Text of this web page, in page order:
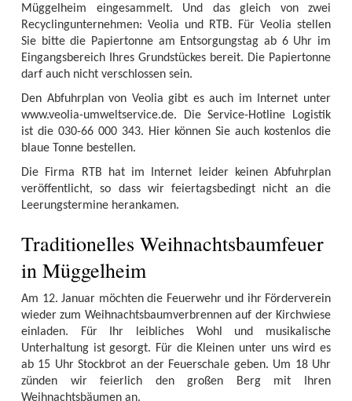
Müggelheim eingesammelt. Und das gleich von zwei
Recyclingunternehmen: Veolia und RTB. Für Veolia stellen
Sie bitte die Papiertonne am Entsorgungstag ab 6 Uhr im
Eingangsbereich Ihres Grundstückes bereit. Die Papiertonne
darf auch nicht verschlossen sein.
Den Abfuhrplan von Veolia gibt es auch im Internet unter
www.veolia-umweltservice.de. Die Service-Hotline Logistik
ist die 030-66 000 343. Hier können Sie auch kostenlos die
blaue Tonne bestellen.
Die Firma RTB hat im Internet leider keinen Abfuhrplan
veröffentlicht, so dass wir feiertagsbedingt nicht an die
Leerungstermine herankamen.
Traditionelles Weihnachtsbaumfeuer
in Müggelheim
Am 12. Januar möchten die Feuerwehr und ihr Förderverein
wieder zum Weihnachtsbaumverbrennen auf der Kirchwiese
einladen. Für Ihr leibliches Wohl und musikalische
Unterhaltung ist gesorgt. Für die Kleinen unter uns wird es
ab 15 Uhr Stockbrot an der Feuerschale geben. Um 18 Uhr
zünden wir feierlich den großen Berg mit Ihren
Weihnachtsbäumen an.